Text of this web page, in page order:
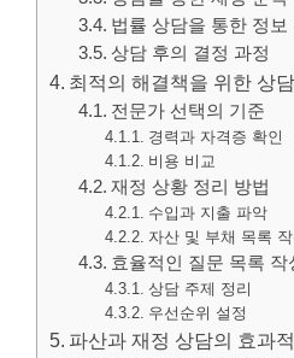
법률 상담을 통한 정보
상담 후의 결정 과정
최적의 해결책을 위한 상
전문가 선택의 기준
경력과 자격증 확인
비용 비교
재정 상황 정리 방법
수입과 지출 파악
자산 및 부채 목록 작
효율적인 질문 목록 작
상담 주제 정리
우선순위 설정
파산과 재정 상담의 효과